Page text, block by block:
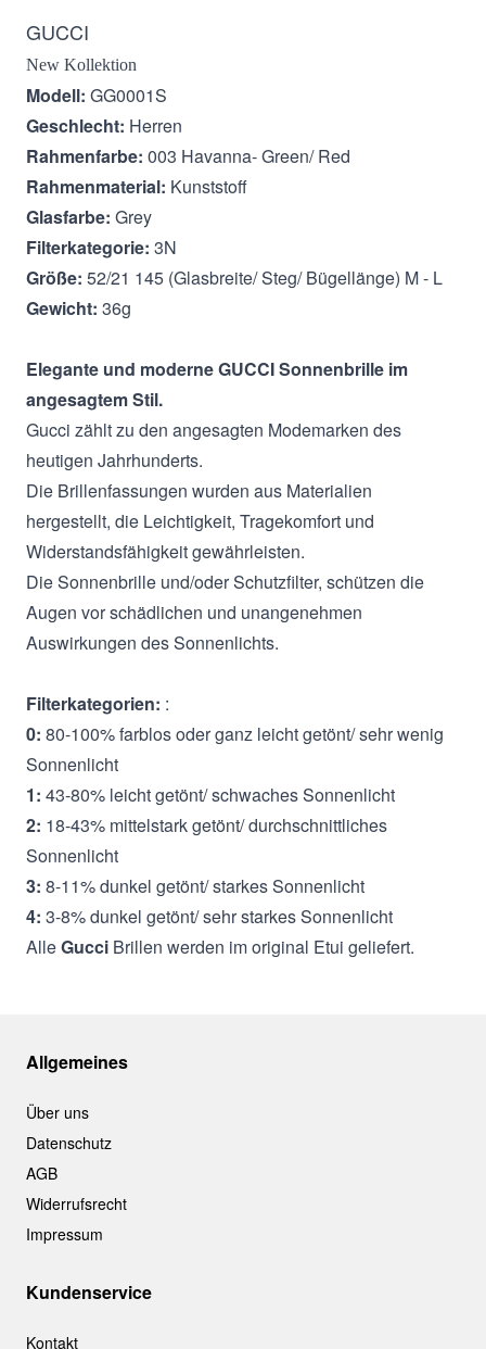
GUCCI
New Kollektion
Modell: GG0001S
Geschlecht: Herren
Rahmenfarbe: 003 Havanna- Green/ Red
Rahmenmaterial: Kunststoff
Glasfarbe: Grey
Filterkategorie: 3N
Größe: 52/21 145 (Glasbreite/ Steg/ Bügellänge) M - L
Gewicht: 36g
Elegante und moderne GUCCISonnenbrille im
angesagtem Stil.
Gucci zählt zu den angesagten Modemarken des
heutigen Jahrhunderts.
Die Brillenfassungen wurden aus Materialien
hergestellt, die Leichtigkeit, Tragekomfort und
Widerstandsfähigkeit gewährleisten.
Die Sonnenbrille und/oder Schutzfilter, schützen die
Augen vor schädlichen und unangenehmen
Auswirkungen des Sonnenlichts.
Filterkategorien: :
0: 80-100% farblos oder ganz leicht getönt/ sehr wenig
Sonnenlicht
1: 43-80% leicht getönt/ schwaches Sonnenlicht
2: 18-43% mittelstark getönt/ durchschnittliches
Sonnenlicht
3: 8-11% dunkel getönt/ starkes Sonnenlicht
4: 3-8% dunkel getönt/ sehr starkes Sonnenlicht
AlleGucci Brillen werden im original Etui geliefert.
Allgemeines
Über uns
Datenschutz
AGB
Widerrufsrecht
Impressum
Kundenservice
Kontakt